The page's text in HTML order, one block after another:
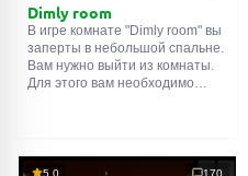
Dimly room
В игре комнате "Dimly room" вы
заперты в небольшой спальне.
Вам нужно выйти из комнаты.
Для этого вам необходимо
5.0 170